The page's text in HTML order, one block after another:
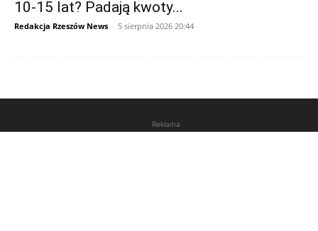
10-15 lat? Padają kwoty...
Redakcja Rzeszów News - 5 sierpnia 2026 20:44
Reklama